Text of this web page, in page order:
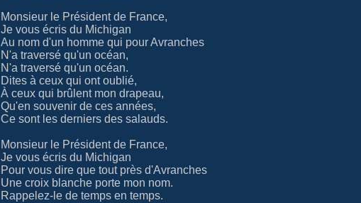
Monsieur le Président de France,
Je vous écris du Michigan
Au nom d'un homme qui pour Avranches
N'a traversé qu'un océan,
N'a traversé qu'un océan.
Dites à ceux qui ont oublié,
À ceux qui brûlent mon drapeau,
Qu'en souvenir de ces années,
Ce sont les derniers des salauds.
Monsieur le Président de France,
Je vous écris du Michigan
Pour vous dire que tout près d'Avranches
Une croix blanche porte mon nom.
Rappelez-le de temps en temps.